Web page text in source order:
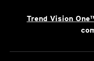
Trend Vision